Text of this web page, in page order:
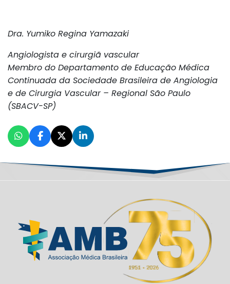
Dra. Yumiko Regina Yamazaki
Angiologista e cirurgiã vascular
Membro do Departamento de Educação Médica
Continuada da Sociedade Brasileira de Angiologia
e de Cirurgia Vascular – Regional São Paulo
(SBACV-SP)